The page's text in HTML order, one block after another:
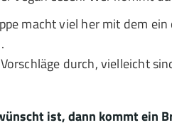
macht viel her mit dem
durch, vielleicht
ist, dann kommt ein